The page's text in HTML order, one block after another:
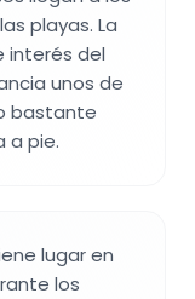
playas. La
interés del
unos de
bastante
a pie.
lugar en
los